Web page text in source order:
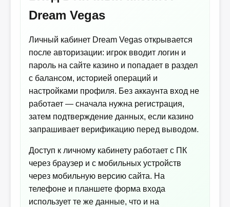
Dream Vegas
Личный кабинет Dream Vegas открывается
после авторизации: игрок вводит логин и
пароль на сайте казино и попадает в раздел
с балансом, историей операций и
настройками профиля. Без аккаунта вход не
работает — сначала нужна регистрация,
затем подтверждение данных, если казино
запрашивает верификацию перед выводом.
Доступ к личному кабинету работает с ПК
через браузер и с мобильных устройств
через мобильную версию сайта. На
телефоне и планшете форма входа
использует те же данные, что и на